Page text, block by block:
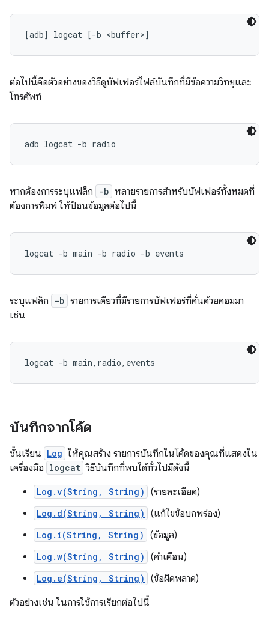
ต่อไปนี้คือตัวอย่างของวิธีดูบัฟเฟอร์ไฟล์บันทึกที่มีข้อความวิทยุและ
โทรศัพท์
หากต้องการระบุแฟล็ก -b หลายรายการสำหรับบัฟเฟอร์ทั้งหมดที่
ต้องการพิมพ์ ให้ป้อนข้อมูลต่อไปนี้
ระบุแฟล็ก -b รายการเดียวที่มีรายการบัฟเฟอร์ที่คั่นด้วยคอมมา
เช่น
บันทึกจากโค้ด
ชั้นเรียน Log ให้คุณสร้าง รายการบันทึกในโค้ดของคุณที่แสดงใน
เครื่องมือ logcat วิธีบันทึกที่พบได้ทั่วไปมีดังนี้
Log.v(String, String) (รายละเอียด)
Log.d(String, String) (แก้ไขข้อบกพร่อง)
Log.i(String, String) (ข้อมูล)
Log.w(String, String) (คำเตือน)
Log.e(String, String)
(ข้อผิดพลาด)
ตัวอย่างเช่น ในการใช้การเรียกต่อไปนี้